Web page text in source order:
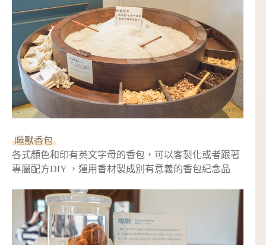
噬獸香包
各式顏色和印有英文字母的香包，可以客製化或者跟著
專屬配方DIY ，運用香材製成別有意義的香包紀念品